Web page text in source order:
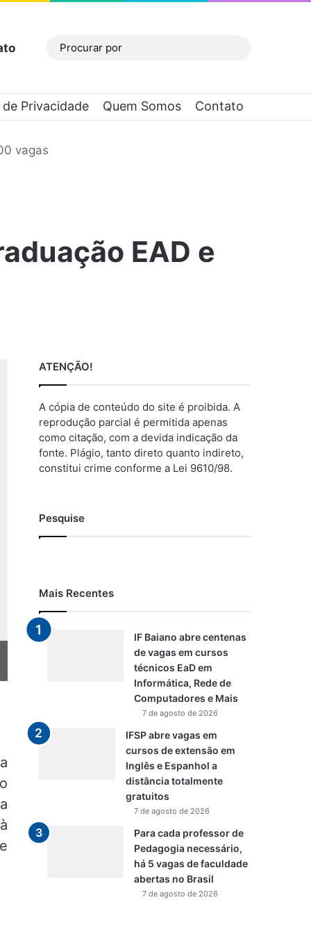
Barra Lateral
Privacidade Quem Somos Contato
vagas
EAD e
ATENÇÃO!
A cópia de conteúdo do site é proibida. A
reprodução parcial é permitida apenas
como citação, com a devida indicação da
fonte. Plágio, tanto direto quanto indireto,
constitui crime conforme a Lei 9610/98.
Pesquise
Mais Recentes
IF Baiano abre centenas
de vagas em cursos
técnicos EaD em
Informática, Rede de
Computadores e Mais
7 de agosto de 2026
IFSP abre vagas em
cursos de extensão em
Inglês e Espanhol a
distância totalmente
gratuitos
7 de agosto de 2026
Para cada professor de
Pedagogia necessário,
há 5 vagas de faculdade
abertas no Brasil
7 de agosto de 2026